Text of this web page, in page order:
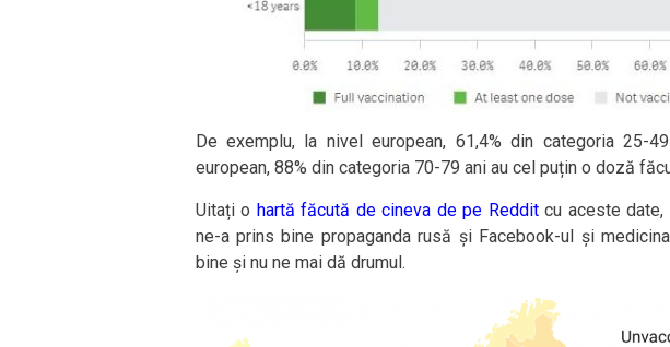
De exemplu, la nivel european, 61,4% din categoria 25-
european, 88% din categoria 70-79 ani au cel puțin o doză
Uitați o hartă făcută de cineva de pe Redditcu aceste date,
ne-a prins bine propaganda rusă și Facebook-ul și
bine și nu ne mai dă drumul.